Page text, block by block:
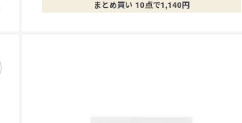
まとめ買い 10点で1,140円